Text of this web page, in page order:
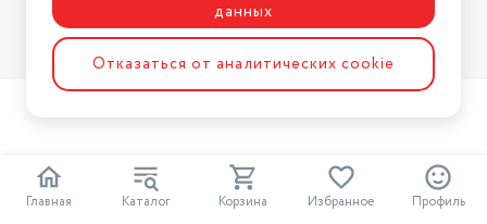
Главная Каталог Корзина Избранное Профиль
Разработка сайтаASTDESIGN
данных
Отказаться от аналитических cookie